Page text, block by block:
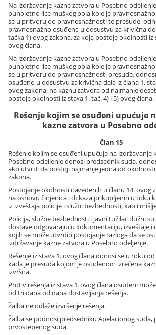
Na izdržavanje kazne zatvora u Posebno
punoletno lice muškog pola koje je
se u pritvoru do pravnosnažnosti te presude,
pravnosnažno osuđeno u odsustvu za krivična
tačka 1) ovog zakona, za koja postoje okolnosti iz
ovog člana.
Na izdržavanje kazne zatvora u Posebno
punoletno lice muškog pola koje je
se u pritvoru do pravnosnažnosti presude,
osuđeno u odsustvu za krivična dela iz člana 1.
ovog zakona, na kaznu zatvora od najmanje
postoje okolnosti iz stava 1. tač. 4) i 5) ovog člana.
Rešenje kojim se osuđeni upućuje
kazne zatvora u Posebno
Član 15
Rešenje kojim se osuđeni upućuje na izdržavanje
Posebno odeljenje donosi predsednik suda,
ako utvrdi da postoji najmanje jedna od okolnosti
zakona.
Postojanje okolnosti navedenih u članu 14. ovog
na osnovu činjenica i dokaza prikupljenih u toku
iz izveštaja policije i službi bezbednosti, kao i
Policija, službe bezbednosti i javni tužilac dužni
dostave odgovarajuću dokumentaciju, izveštaje i
kojih se može utvrditi postojanje razloga da se
izdržavanje kazne zatvora u Posebno odeljenje.
Rešenje iz stava 1. ovog člana donosi se u roku
kada je presuda kojom je osuđenom izrečena
izvršna.
Protiv rešenja iz stava 1. ovog člana osuđeni
od tri dana od dana dostavljanja rešenja.
Žalba ne odlaže izvršenje rešenja.
Žalba se podnosi predsedniku Apelacionog suda,
prvostepenog suda.